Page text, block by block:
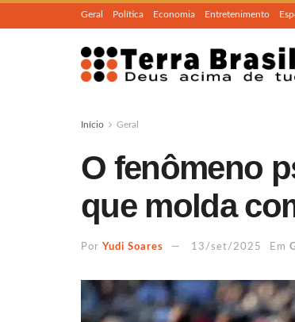
Geral Política Economia Entretenimento
Início Geral
O fenômeno
que molda
Por Yudi Soares 13/set/2025 Em